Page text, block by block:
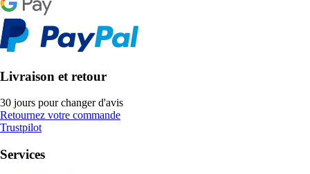
Livraison et retour
30 jours pour changer d'avis
Retournez votre commande
Trustpilot
Services